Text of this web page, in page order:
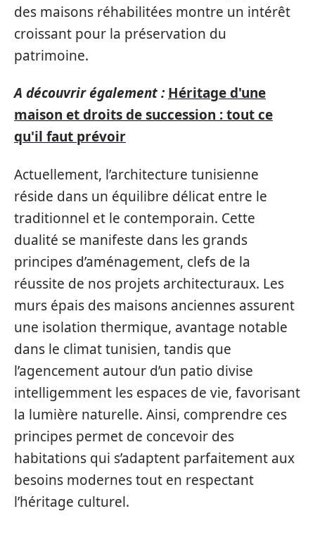
des maisons réhabilitées montre un intérêt
croissant pour la préservation du
patrimoine.
A découvrir également : Héritage d'une
maison et droits de succession : tout ce
qu'il faut prévoir
Actuellement, l’architecture tunisienne
réside dans un équilibre délicat entre le
traditionnel et le contemporain. Cette
dualité se manifeste dans les grands
principes d’aménagement, clefs de la
réussite de nos projets architecturaux. Les
murs épais des maisons anciennes assurent
une isolation thermique, avantage notable
dans le climat tunisien, tandis que
l’agencement autour d’un patio divise
intelligemment les espaces de vie, favorisant
la lumière naturelle. Ainsi, comprendre ces
principes permet de concevoir des
habitations qui s’adaptent parfaitement aux
besoins modernes tout en respectant
l’héritage culturel.